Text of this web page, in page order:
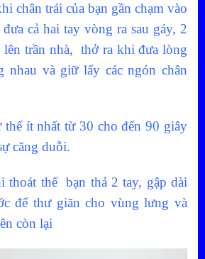
của bạn gần chạm vào
cả hai tay vòng ra sau gáy, 2
trần nhà, thở ra khi đưa lòng
nhau và giữ lấy các ngón chân
từ 30 cho đến 90 giây
căng duỗi.
thế bạn thả 2 tay, gập dài
để thư giãn cho vùng lưng và
còn lại